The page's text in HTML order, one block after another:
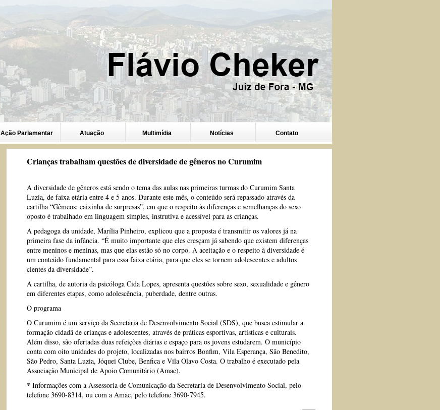
Ação Parlamentar Atuação Multimídia Notícias Contato
Crianças trabalham questões de diversidade de gêneros no Curumim
A diversidade de gêneros está sendo o tema das aulas nas primeiras turmas do Curumim Santa
Luzia, de faixa etária entre 4 e 5 anos. Durante este mês, o conteúdo será repassado através da
cartilha “Gêmeos: caixinha de surpresas”, em que o respeito às diferenças e semelhanças do sexo
oposto é trabalhado em linguagem simples, instrutiva e acessível para as crianças.
A pedagoga da unidade, Marília Pinheiro, explicou que a proposta é transmitir os valores já na
primeira fase da infância. “É muito importante que eles cresçam já sabendo que existem diferenças
entre meninos e meninas, mas que elas estão só no corpo. A aceitação e o respeito à diversidade é
um conteúdo fundamental para essa faixa etária, para que eles se tornem adolescentes e adultos
cientes da diversidade”.
A cartilha, de autoria da psicóloga Cida Lopes, apresenta questões sobre sexo, sexualidade e gênero
em diferentes etapas, como adolescência, puberdade, dentre outras.
O programa
O Curumim é um serviço da Secretaria de Desenvolvimento Social (SDS), que busca estimular a
formação cidadã de crianças e adolescentes, através de práticas esportivas, artísticas e culturais.
Além disso, são ofertadas duas refeições diárias e espaço para os jovens estudarem. O município
conta com oito unidades do projeto, localizadas nos bairros Bonfim, Vila Esperança, São Benedito,
São Pedro, Santa Luzia, Jóquei Clube, Benfica e Vila Olavo Costa. O trabalho é executado pela
Associação Municipal de Apoio Comunitário (Amac).
* Informações com a Assessoria de Comunicação da Secretaria de Desenvolvimento Social, pelo
telefone 3690-8314, ou com a Amac, pelo telefone 3690-7945.